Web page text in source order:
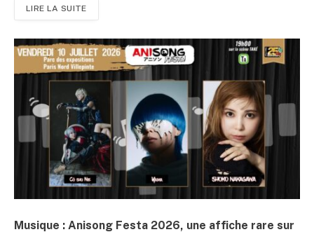
LIRE LA SUITE
Musique : Anisong Festa 2026, une affiche rare sur